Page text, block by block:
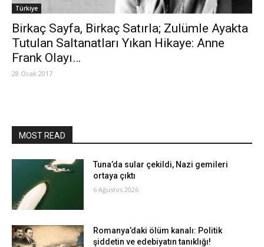
Türkiye
Birkaç Sayfa, Birkaç Satırla; Zulümle Ayakta
Tutulan Saltanatları Yıkan Hikaye: Anne
Frank Olayı…
28 Ocak 2017
MOST READ
Tuna’da sular çekildi, Nazi gemileri
ortaya çıktı
6 Ağustos 2026
Romanya’daki ölüm kanalı: Politik
şiddetin ve edebiyatın tanıklığı!